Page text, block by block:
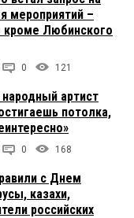
мероприятий –
кроме Любинского
0 121
артист
потолка,
0 168
с Днем
казахи,
российских